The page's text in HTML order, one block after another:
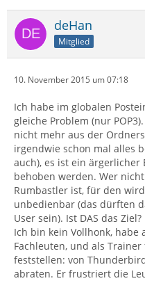
deHan
Mitglied
10. November 2015 um 07:18
Ich habe im globalen
gleiche Problem (nur
nicht mehr aus der
irgendwie schon mal alles
auch), es ist ein
behoben werden. Wer
Rumbastler ist, für den
unbedienbar (das dürften
User sein). Ist DAS das Ziel?
Ich bin kein Vollhonk, habe
Fachleuten, und als
feststellen: von
abraten. Er frustriert die